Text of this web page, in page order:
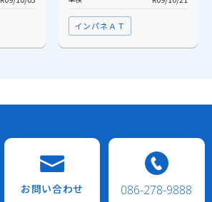
インパネＡＴ
お問い合わせ 086-278-9888